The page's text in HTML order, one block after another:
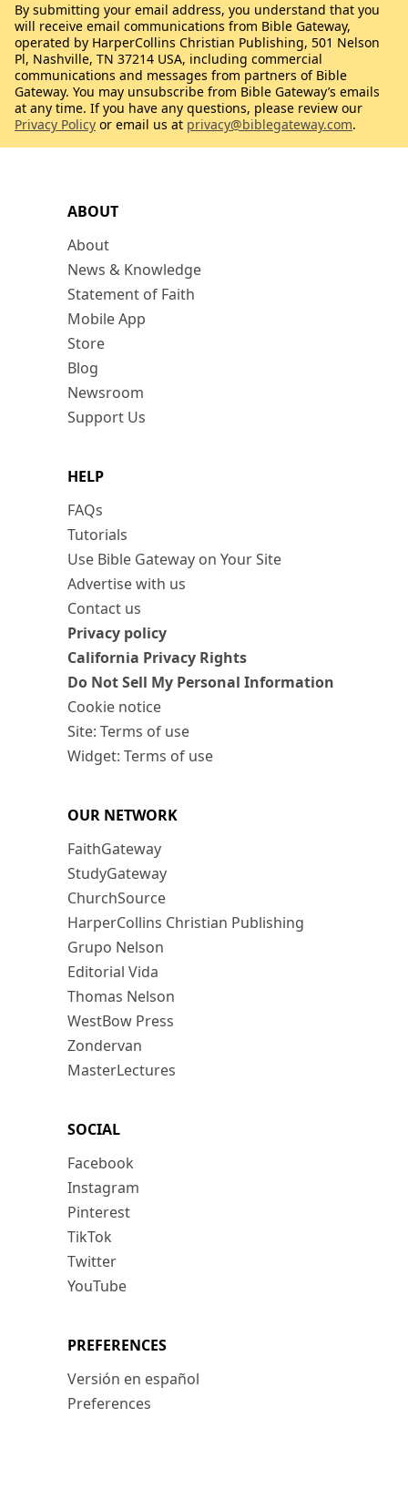
ABOUT
About
News & Knowledge
Statement of Faith
Mobile App
Store
Blog
Newsroom
Support Us
HELP
FAQs
Tutorials
Use Bible Gateway on Your Site
Advertise with us
Contact us
Privacy policy
California Privacy Rights
Do Not Sell My Personal Information
Cookie notice
Site: Terms of use
Widget: Terms of use
OUR NETWORK
FaithGateway
StudyGateway
ChurchSource
HarperCollins Christian Publishing
Grupo Nelson
Editorial Vida
Thomas Nelson
WestBow Press
Zondervan
MasterLectures
SOCIAL
Facebook
Instagram
Pinterest
TikTok
Twitter
YouTube
PREFERENCES
Versión en español
Preferences
By submitting your email address, you understand that you
will receive email communications from Bible Gateway,
operated by HarperCollins Christian Publishing, 501 Nelson
Pl, Nashville, TN 37214 USA, including commercial
communications and messages from partners of Bible
Gateway. You may unsubscribe from Bible Gateway’s emails
at any time. If you have any questions, please review our
Privacy Policy or email us at privacy@biblegateway.com.